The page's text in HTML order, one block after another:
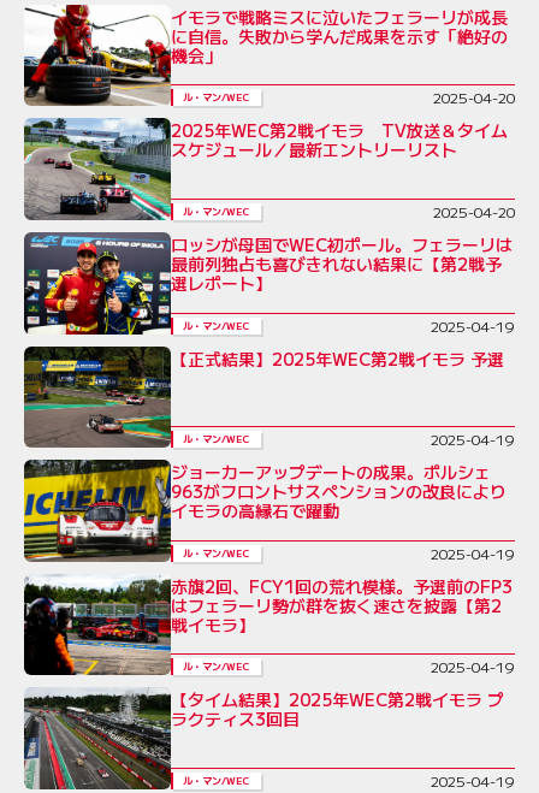
イモラで戦略ミスに泣いたフェラーリが成長
に自信。失敗から学んだ成果を示す「絶好の
機会」
ル・マン/WEC 2025-04-20
2025年WEC第2戦イモラ TV放送＆タイム
スケジュール／最新エントリーリスト
ル・マン/WEC 2025-04-20
ロッシが母国でWEC初ポール。フェラーリは
最前列独占も喜びきれない結果に【第2戦予
選レポート】
ル・マン/WEC 2025-04-19
【正式結果】2025年WEC第2戦イモラ 予選
ル・マン/WEC 2025-04-19
ジョーカーアップデートの成果。ポルシェ
963がフロントサスペンションの改良により
イモラの高縁石で躍動
ル・マン/WEC 2025-04-19
赤旗2回、FCY1回の荒れ模様。予選前のFP3
はフェラーリ勢が群を抜く速さを披露【第2
戦イモラ】
ル・マン/WEC 2025-04-19
【タイム結果】2025年WEC第2戦イモラ プ
ラクティス3回目
ル・マン/WEC 2025-04-19